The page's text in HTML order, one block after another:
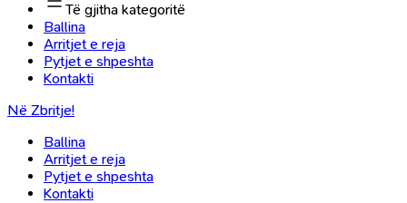
Të gjitha kategoritë
Ballina
Arritjet e reja
Pytjet e shpeshta
Kontakti
Në Zbritje!
Ballina
Arritjet e reja
Pytjet e shpeshta
Kontakti